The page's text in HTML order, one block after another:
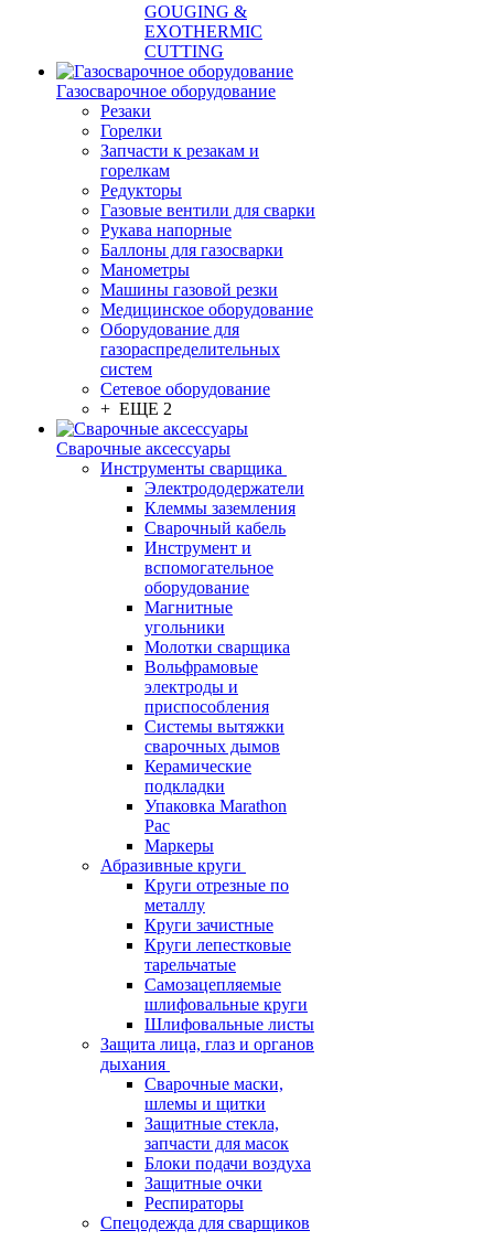
GOUGING &
EXOTHERMIC
CUTTING
Газосварочное оборудование
Резаки
Горелки
Запчасти к резакам и
горелкам
Редукторы
Газовые вентили для сварки
Рукава напорные
Баллоны для газосварки
Манометры
Машины газовой резки
Медицинское оборудование
Оборудование для
газораспределительных
систем
Сетевое оборудование
+ ЕЩЕ 2
Сварочные аксессуары
Инструменты сварщика
Электрододержатели
Клеммы заземления
Сварочный кабель
Инструмент и
вспомогательное
оборудование
Магнитные
угольники
Молотки сварщика
Вольфрамовые
электроды и
приспособления
Системы вытяжки
сварочных дымов
Керамические
подкладки
Упаковка Marathon
Pac
Маркеры
Абразивные круги
Круги отрезные по
металлу
Круги зачистные
Круги лепестковые
тарельчатые
Самозацепляемые
шлифовальные круги
Шлифовальные листы
Защита лица, глаз и органов
дыхания
Сварочные маски,
шлемы и щитки
Защитные стекла,
запчасти для масок
Блоки подачи воздуха
Защитные очки
Респираторы
Спецодежда для сварщиков